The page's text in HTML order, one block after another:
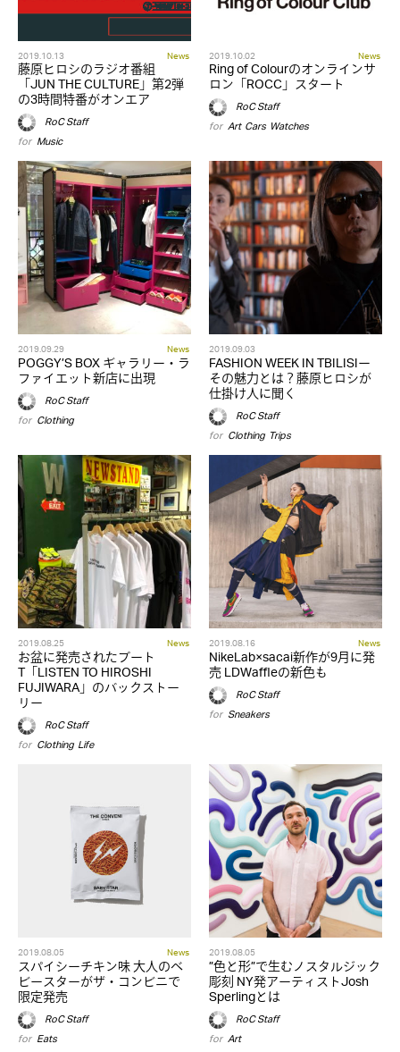
2019.10.13 News
藤原ヒロシのラジオ番組
「JUN THE CULTURE」第2弾
の3時間特番がオンエア
RoC Staff
for Music
2019.10.02 News
Ring of Colourのオンラインサ
ロン「ROCC」スタート
RoC Staff
for Art,Cars, Watches
2019.09.29 News
POGGY’S BOX ギャラリー・ラ
ファイエット新店に出現
RoC Staff
for Clothing
2019.09.03
FASHION WEEK IN TBILISIー
その魅力とは？藤原ヒロシが
仕掛け人に聞く
RoC Staff
for Clothing, Trips
2019.08.25 News
お盆に発売されたブート
T「LISTEN TO HIROSHI
FUJIWARA」のバックストー
リー
RoC Staff
for Clothing,Life
2019.08.16 News
NikeLab×sacai新作が9月に発
売 LDWaffleの新色も
RoC Staff
for Sneakers
2019.08.05 News
スパイシーチキン味 大人のベ
ビースターがザ・コンビニで
限定発売
RoC Staff
for Eats
2019.08.05
”色と形”で生むノスタルジック
彫刻 NY発アーティストJosh
Sperlingとは
RoC Staff
for Art